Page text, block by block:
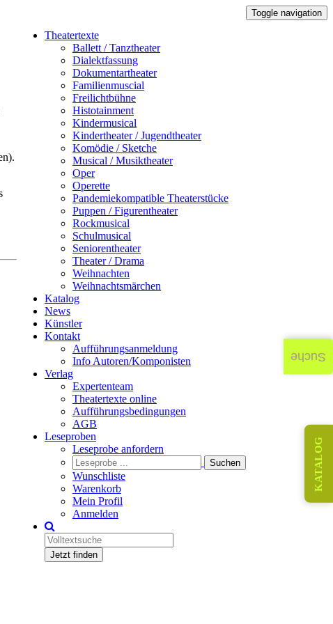
Toggle navigation
Theatertexte
Ballett / Tanztheater
Dialektfassung
Dokumentartheater
Familienmuscial
Freilichtbühne
Histotainment
Kindermusical
Kindertheater / Jugendtheater
Komödie / Sketche
Musical / Musiktheater
Oper
Operette
Pandemiekompatible Theaterstücke
Puppen / Figurentheater
Rockmusical
Schulmusical
Seniorentheater
Theater / Drama
Weihnachten
Weihnachtsmärchen
Katalog
News
Künstler
Kontakt
Aufführungsanmeldung
Info Autoren/Komponisten
Verlag
Expertenteam
Theatertexte online
Aufführungsbedingungen
AGB
Leseproben
Leseprobe anfordern
Wunschliste
Warenkorb
Mein Profil
Anmelden
Jetzt finden
KATALOG
Suche